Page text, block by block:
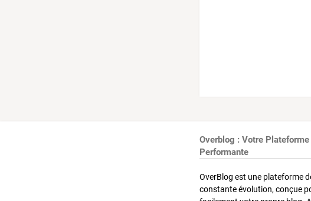
Overblog : Votre
Performante
OverBlog est une plateforme
constante évolution, conçue